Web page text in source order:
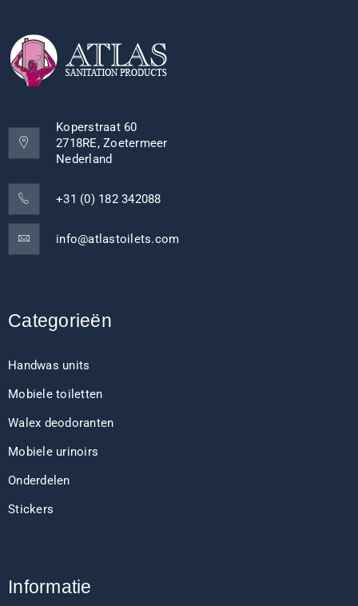
Koperstraat 60
2718RE, Zoetermeer
Nederland
+31 (0) 182 342088
info@atlastoilets.com
Categorieën
Handwas units
Mobiele toiletten
Walex deodoranten
Mobiele urinoirs
Onderdelen
Stickers
Informatie